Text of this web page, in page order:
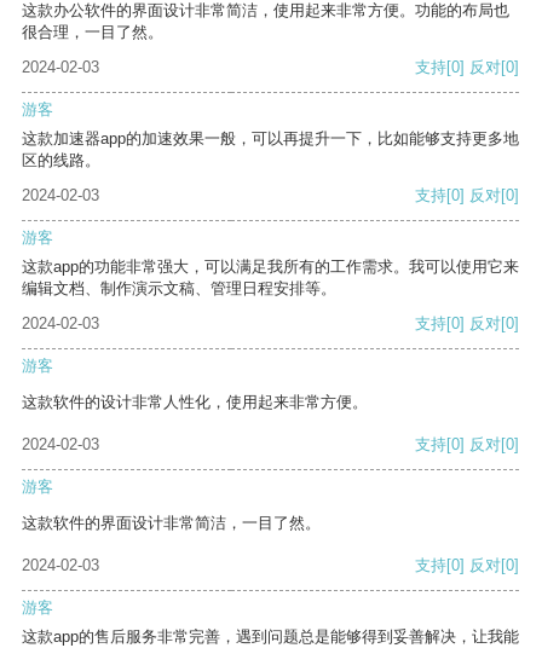
这款办公软件的界面设计非常简洁，使用起来非常方便。功能的布局也
很合理，一目了然。
2024-02-03
支持[0] 反对[0]
游客
这款加速器app的加速效果一般，可以再提升一下，比如能够支持更多地
区的线路。
2024-02-03
支持[0] 反对[0]
游客
这款app的功能非常强大，可以满足我所有的工作需求。我可以使用它来
编辑文档、制作演示文稿、管理日程安排等。
2024-02-03
支持[0] 反对[0]
游客
这款软件的设计非常人性化，使用起来非常方便。
2024-02-03 支持[0] 反对[0]
游客
这款软件的界面设计非常简洁，一目了然。
2024-02-03 支持[0] 反对[0]
游客
这款app的售后服务非常完善，遇到问题总是能够得到妥善解决，让我能